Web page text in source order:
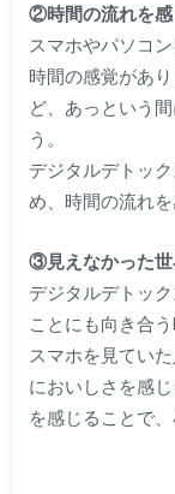
②時間の流れを感
スマホやパソコ
時間の感覚があ
ど、あっという
う。
デジタルデトッ
め、時間の流れを
③見えなかった世
デジタルデトッ
ことにも向き合
スマホを見てい
においしさを感
を感じることで